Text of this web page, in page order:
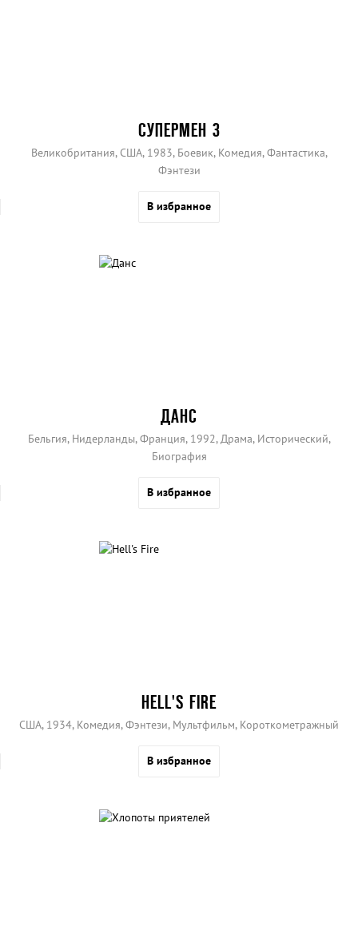
СУПЕРМЕН 3
Великобритания, США, 1983, Боевик, Комедия, Фантастика,
Фэнтези
В избранное
ДАНС
Бельгия, Нидерланды, Франция, 1992, Драма, Исторический,
Биография
В избранное
HELL'S FIRE
США, 1934, Комедия, Фэнтези, Мультфильм, Короткометражный
В избранное